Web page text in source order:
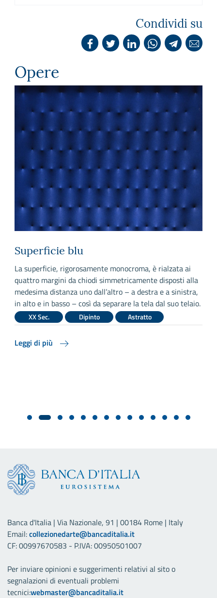
Condividi su
Opere
Superficie blu
La superficie, rigorosamente monocroma, è rialzata ai
quattro margini da chiodi simmetricamente disposti alla
medesima distanza uno dall’altro – a destra e a sinistra,
in alto e in basso – così da separare la tela dal suo telaio.
XX Sec. Dipinto Astratto
Leggi di più
Banca d'Italia | Via Nazionale, 91 | 00184 Rome | Italy
Email:collezionedarte@bancaditalia.it
CF: 00997670583 - P.IVA: 00950501007
Per inviare opinioni e suggerimenti relativi al sito o
segnalazioni di eventuali problemi
tecnici:webmaster@bancaditalia.it